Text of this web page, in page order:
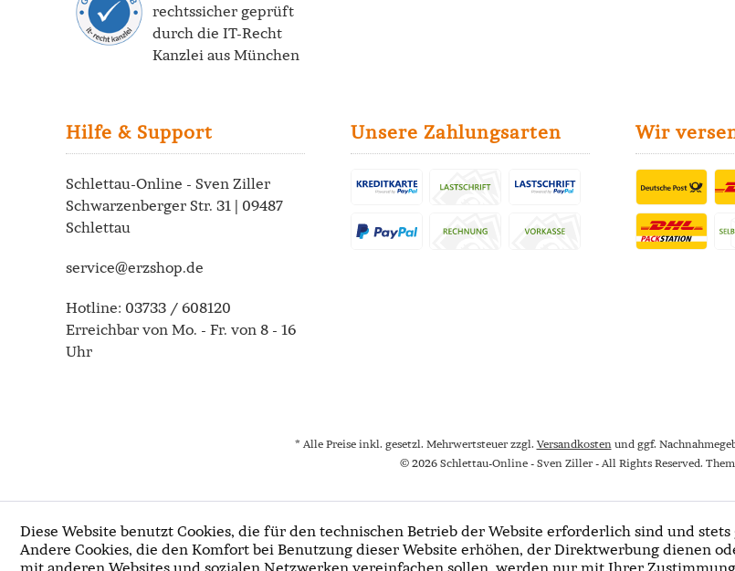
rechtssicher geprüft
durch die IT-Recht
Kanzlei aus München
Hilfe & Support
Schlettau-Online - Sven Ziller
Schwarzenberger Str. 31 | 09487
Schlettau
service@erzshop.de
Hotline: 03733 / 608120
Erreichbar von Mo. - Fr. von 8 - 16
Uhr
Unsere Zahlungsarten Wir
* Alle Preise inkl. gesetzl. Mehrwertsteuer zzgl. Versandkosten und ggf.
© 2026 Schlettau-Online - Sven Ziller - All Rights Reserved.
Diese Website benutzt Cookies, die für den technischen Betrieb der Website erforderlich sind und stets
Andere Cookies, die den Komfort bei Benutzung dieser Website erhöhen, der Direktwerbung dienen
mit anderen Websites und sozialen Netzwerken vereinfachen sollen, werden nur mit Ihrer Zustimmung